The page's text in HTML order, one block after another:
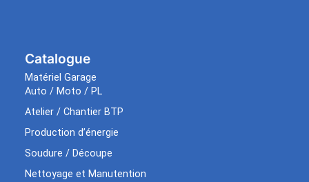
Catalogue
Matériel Garage
Auto / Moto / PL
Atelier / Chantier BTP
Production d’énergie
Soudure / Découpe
Nettoyage et Manutention